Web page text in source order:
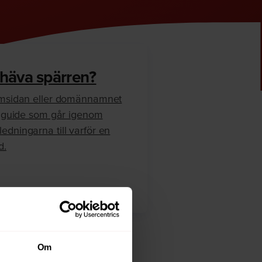
Om
spärren?
eller domännamnet
som går igenom
till varför en